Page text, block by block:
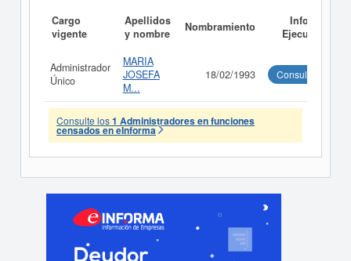
Cargo
vigente
Apellidos
y nombre
Nombramiento
Informe
Ejecutivo
Administrador
Único
MARIA
JOSEFA
M...
18/02/1993 Consultar
Consulte los1 Administradores en funciones
censados en eInforma